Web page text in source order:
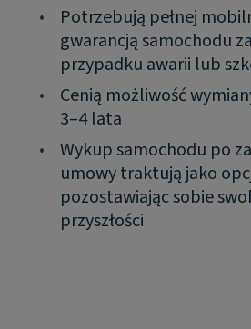
•
Potrzebują pełnej
gwarancją samochodu
przypadku awarii lub
•
Cenią możliwość
3–4 lata
•
Wykup samochodu po
umowy traktują jako
pozostawiając sobie
przyszłości